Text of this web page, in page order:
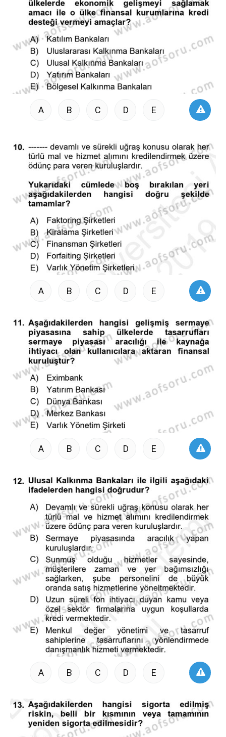
A B C D E
A B C D E
A B C D E
A B C D E